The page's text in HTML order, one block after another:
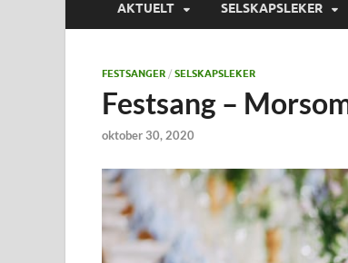
AKTUELT SELSKAPSLEKER
FESTSANGER / SELSKAPSLEKER
Festsang –
oktober 30, 2020